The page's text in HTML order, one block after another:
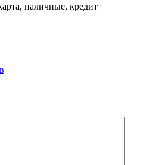
наличные, кредит